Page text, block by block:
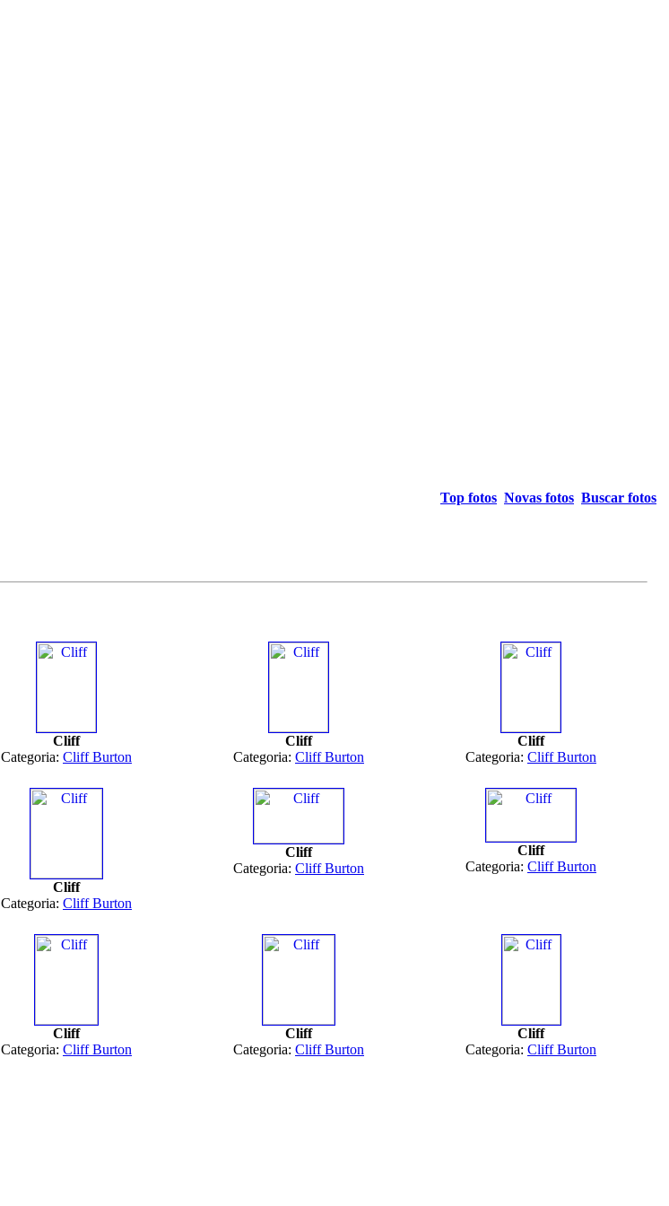
Top fotos Novas fotos Buscar fotos
Cliff
Categoria: Cliff Burton
Cliff
Categoria: Cliff Burton
Cliff
Categoria: Cliff Burton
Cliff
Categoria: Cliff Burton
Cliff
Categoria: Cliff Burton
Cliff
Categoria: Cliff Burton
Cliff
Categoria: Cliff Burton
Cliff
Categoria: Cliff Burton
Cliff
Categoria: Cliff Burton